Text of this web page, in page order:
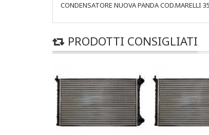
CONDENSATORE NUOVA PANDA COD.MARELLI
PRODOTTI CONSIGLIATI